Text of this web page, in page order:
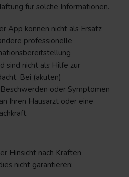
für solche Informationen.
App können nicht als Ersatz
professionelle
sind nicht als Hilfe zur
Bei (akuten)
oder Symptomen
Ihren Hausarzt oder eine
Hinsicht nach Kräften
nicht garantieren: